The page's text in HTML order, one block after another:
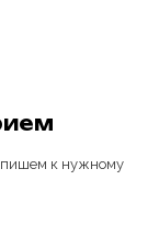
к нужному